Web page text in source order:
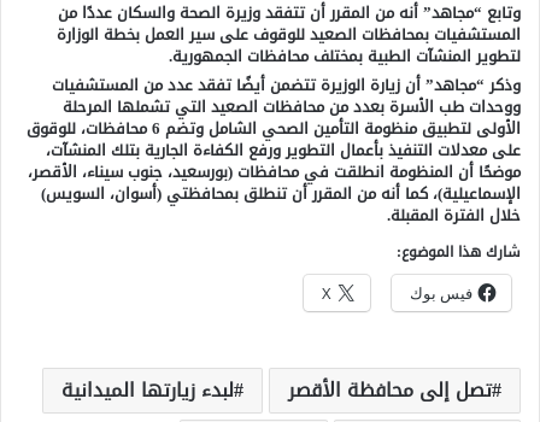
وتابع “مجاهد” أنه من المقرر أن تتفقد وزيرة الصحة والسكان عددًا من
المستشفيات بمحافظات الصعيد للوقوف على سير العمل بخطة الوزارة
لتطوير المنشآت الطبية بمختلف محافظات الجمهورية.
وذكر “مجاهد” أن زيارة الوزيرة تتضمن أيضًا تفقد عدد من المستشفيات
ووحدات طب الأسرة بعدد من محافظات الصعيد التي تشملها المرحلة
الأولى لتطبيق منظومة التأمين الصحي الشامل وتضم 6 محافظات، للوقوق
على معدلات التنفيذ بأعمال التطوير ورفع الكفاءة الجارية بتلك المنشآت،
موضحًا أن المنظومة انطلقت في محافظات (بورسعيد، جنوب سيناء، الأقصر،
الإسماعيلية)، كما أنه من المقرر أن تنطلق بمحافظتي (أسوان، السويس)
خلال الفترة المقبلة.
شارك هذا الموضوع:
فيس بوك X
تصل إلى محافظة الأقصر
لبدء زيارتها الميدانية